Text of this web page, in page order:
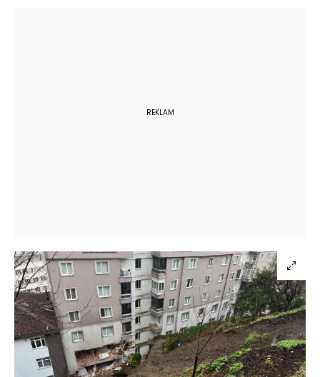
REKLAM